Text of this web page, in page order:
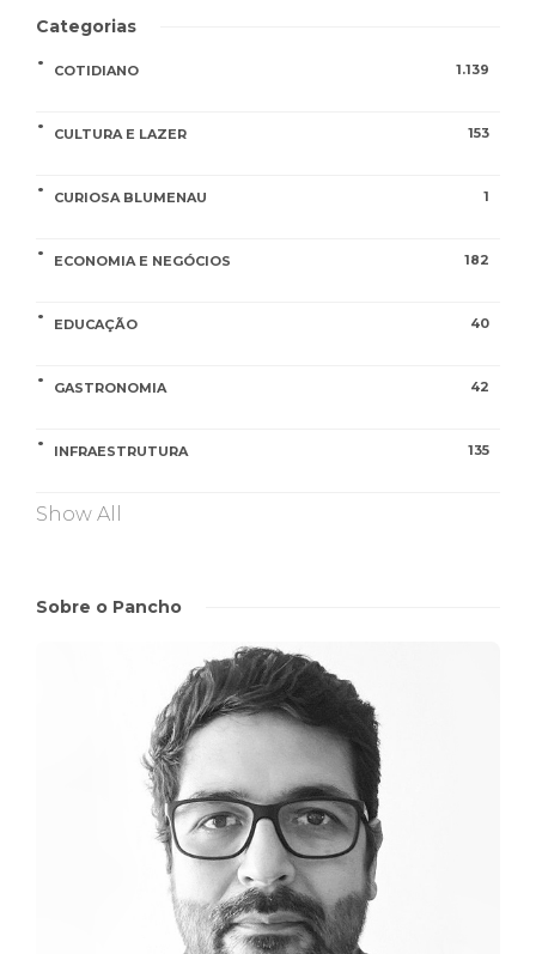
Categorias
COTIDIANO 1.139
CULTURA E LAZER 153
CURIOSA BLUMENAU 1
ECONOMIA E NEGÓCIOS 182
EDUCAÇÃO 40
GASTRONOMIA 42
INFRAESTRUTURA 135
Show All
Sobre o Pancho